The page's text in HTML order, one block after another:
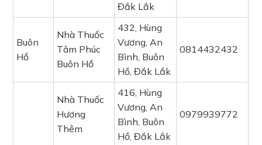
Đắk Lắk
Buôn
Hồ
Nhà Thuốc
Tâm Phúc
Buôn Hồ
432, Hùng
Vương, An
Bình, Buôn
Hồ, Đắk Lắk
0814432432
Nhà Thuốc
Hương
Thêm
416, Hùng
Vương, An
Bình, Buôn
Hồ, Đắk Lắk
0979939772